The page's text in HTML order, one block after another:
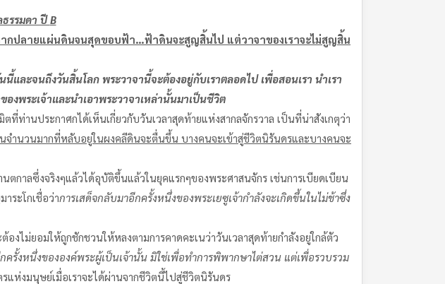
รรมดา ปีB
กปลายแผ่นดินจนสุดขอบฟ้า…ฟ้าดินจะสูญสิ้นไป แต่วาจาของเราจะไม่สูญสิ้น
ละจนถึงวันสิ้นโลก พระวาจานี้จะต้องอยู่กับเราตลอดไป เพื่อสอนเรา นำเรา
องพระเจ้าและนำเอาพระวาจาเหล่านั้นมาเป็นชีวิต
ท่านประกาศกได้เห็นเกี่ยวกับวันเวลาสุดท้ายแห่งสากลจักรวาล เป็นที่น่าสังเกตุว่า
จำนวนมากที่หลับอยู่ในผงคลีดินจะตื่นขึ้น บางคนจะเข้าสู่ชีวิตนิรันดรและบางคนจะ
กาลซึ่งจริงๆแล้วได้อุบัติขึ้นแล้วในยุคแรกๆของพระศาสนจักร เช่นการเบียดเบียน
ระโกเชื่อว่าการเสด็จกลับมาอีกครั้งหนึ่งของพระเยซูเจ้ากำลังจะเกิดขึ้นในไม่ช้าซึ่ง
องไม่ยอมให้ถูกชักชวนให้หลงตามการคาดคะเนว่าวันเวลาสุดท้ายกำลังอยู่ใกล้ตัว
ครั้งหนึ่งขององค์พระผู้เป็นเจ้านั้น มิใช่เพื่อทำการพิพากษาไต่สวน แต่เพื่อรวบรวม
แห่งมนุษย์เมื่อเราจะได้ผ่านจากชีวิตนี้ไปสู่ชีวิตนิรันดร